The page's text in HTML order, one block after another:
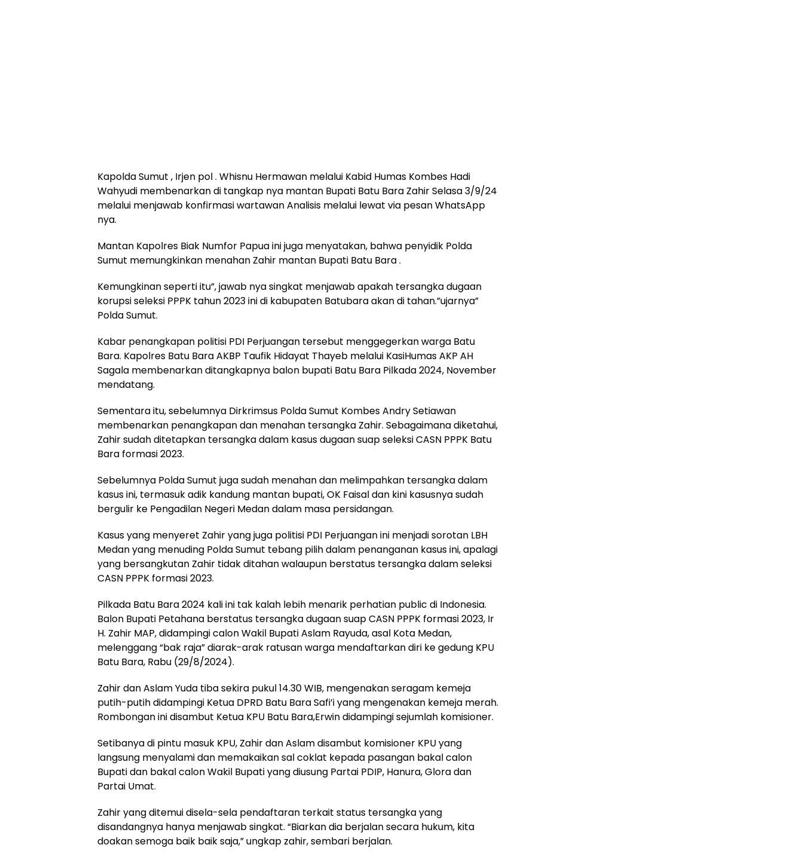
Kapolda Sumut , Irjen pol . Whisnu Hermawan melalui Kabid Humas Kombes Hadi
Wahyudi membenarkan di tangkap nya mantan Bupati Batu Bara Zahir Selasa 3/9/24
melalui menjawab konfirmasi wartawan Analisis melalui lewat via pesan WhatsApp
nya.
Mantan Kapolres Biak Numfor Papua ini juga menyatakan, bahwa penyidik Polda
Sumut memungkinkan menahan Zahir mantan Bupati Batu Bara .
Kemungkinan seperti itu”, jawab nya singkat menjawab apakah tersangka dugaan
korupsi seleksi PPPK tahun 2023 ini di kabupaten Batubara akan di tahan.”ujarnya”
Polda Sumut.
Kabar penangkapan politisi PDI Perjuangan tersebut menggegerkan warga Batu
Bara. Kapolres Batu Bara AKBP Taufik Hidayat Thayeb melalui KasiHumas AKP AH
Sagala membenarkan ditangkapnya balon bupati Batu Bara Pilkada 2024, November
mendatang.
Sementara itu, sebelumnya Dirkrimsus Polda Sumut Kombes Andry Setiawan
membenarkan penangkapan dan menahan tersangka Zahir. Sebagaimana diketahui,
Zahir sudah ditetapkan tersangka dalam kasus dugaan suap seleksi CASN PPPK Batu
Bara formasi 2023.
Sebelumnya Polda Sumut juga sudah menahan dan melimpahkan tersangka dalam
kasus ini, termasuk adik kandung mantan bupati, OK Faisal dan kini kasusnya sudah
bergulir ke Pengadilan Negeri Medan dalam masa persidangan.
Kasus yang menyeret Zahir yang juga politisi PDI Perjuangan ini menjadi sorotan LBH
Medan yang menuding Polda Sumut tebang pilih dalam penanganan kasus ini, apalagi
yang bersangkutan Zahir tidak ditahan walaupun berstatus tersangka dalam seleksi
CASN PPPK formasi 2023.
Pilkada Batu Bara 2024 kali ini tak kalah lebih menarik perhatian public di Indonesia.
Balon Bupati Petahana berstatus tersangka dugaan suap CASN PPPK formasi 2023, Ir
H. Zahir MAP, didampingi calon Wakil Bupati Aslam Rayuda, asal Kota Medan,
melenggang “bak raja” diarak-arak ratusan warga mendaftarkan diri ke gedung KPU
Batu Bara, Rabu (29/8/2024).
Zahir dan Aslam Yuda tiba sekira pukul 14.30 WIB, mengenakan seragam kemeja
putih-putih didampingi Ketua DPRD Batu Bara Safi’i yang mengenakan kemeja merah.
Rombongan ini disambut Ketua KPU Batu Bara,Erwin didampingi sejumlah komisioner.
Setibanya di pintu masuk KPU, Zahir dan Aslam disambut komisioner KPU yang
langsung menyalami dan memakaikan sal coklat kepada pasangan bakal calon
Bupati dan bakal calon Wakil Bupati yang diusung Partai PDIP, Hanura, Glora dan
Partai Umat.
Zahir yang ditemui disela-sela pendaftaran terkait status tersangka yang
disandangnya hanya menjawab singkat. “Biarkan dia berjalan secara hukum, kita
doakan semoga baik baik saja,” ungkap zahir, sembari berjalan.